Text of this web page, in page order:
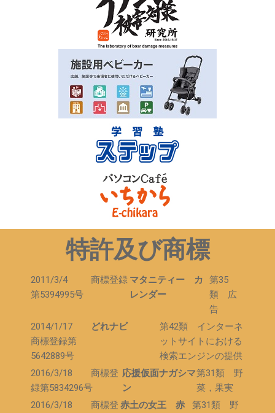
ビー）」をリニューアルしました。
「イノシシガード」を竜郷町民フェアに出品しま
「イノシシガード」開発ストーリーが、FNN プラ
イムオンラインをはじめとする17メディアに掲載
されました。
イノシシガード（特許取得済）の開発ストーリー
をプレスリリースしました。
千葉テレビ放送 「バズるもん作るもん」に出演
し、イノシシガードを紹介しました。
「イノシシガード発売」のプレスリリースが時事
ドットコムをはじめ、25のWEBメディアに掲載さ
れました。」
「イノシシガード発売」のプレスリリースが日本
農業新聞をはじめ、５つのWEBメディアに掲載さ
れました。」
プレスリリース：イノシシガードシリーズ発売！
2023/12/23
イノシシガードシリーズ（イノシシ柵）を発売し
ます。（予告）
アップリカ公認オンラインショップの運営をスタ
ート（B to C事業）
2021/11/16
イノシシガードシリーズ 特許取得（特許登録第
6978654号及び第6978655号）
2016/10/28
どれナビ 特許取得（特許登録第6030301号）
2014/10/01
アップリカ施設用ベビーカー専門の国内総代理店
として営業スタート（B to B事業）
特許及び商標
2011/3/4 商標登録
第5394995号
マタニティー カ
レンダー
第35
類 広
告
2014/1/17
商標登録第
5642889号
どれナビ
第42類 インターネ
ットサイトにおける
検索エンジンの提供
2016/3/18 商標登
録第5834296号
応援仮面ナガシマ
ン
第31類 野
菜，果実
2016/3/18 商標登 赤土の女王 赤
第31類 野